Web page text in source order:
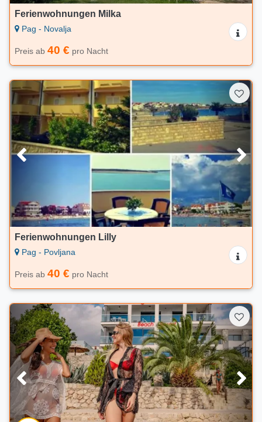
Ferienwohnungen Milka
Pag - Novalja
Preis ab 40 € pro Nacht
Ferienwohnungen Lilly
Pag - Povljana
Preis ab 40 € pro Nacht